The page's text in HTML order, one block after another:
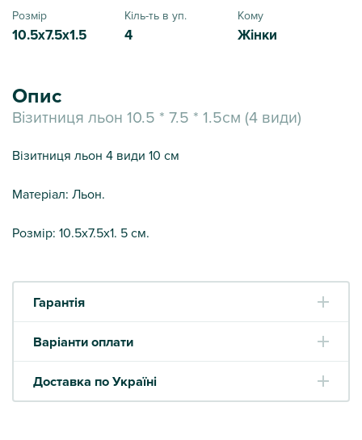
Розмір
10.5x7.5x1.5
Кіль-ть в уп.
4
Кому
Жінки
Опис
Візитниця льон 10.5 * 7.5 * 1.5см (4 види)
Візитниця льон 4 види 10 см
Матеріал: Льон.
Розмір: 10.5х7.5х1. 5 см.
Гарантія
Варіанти оплати
Доставка по Україні